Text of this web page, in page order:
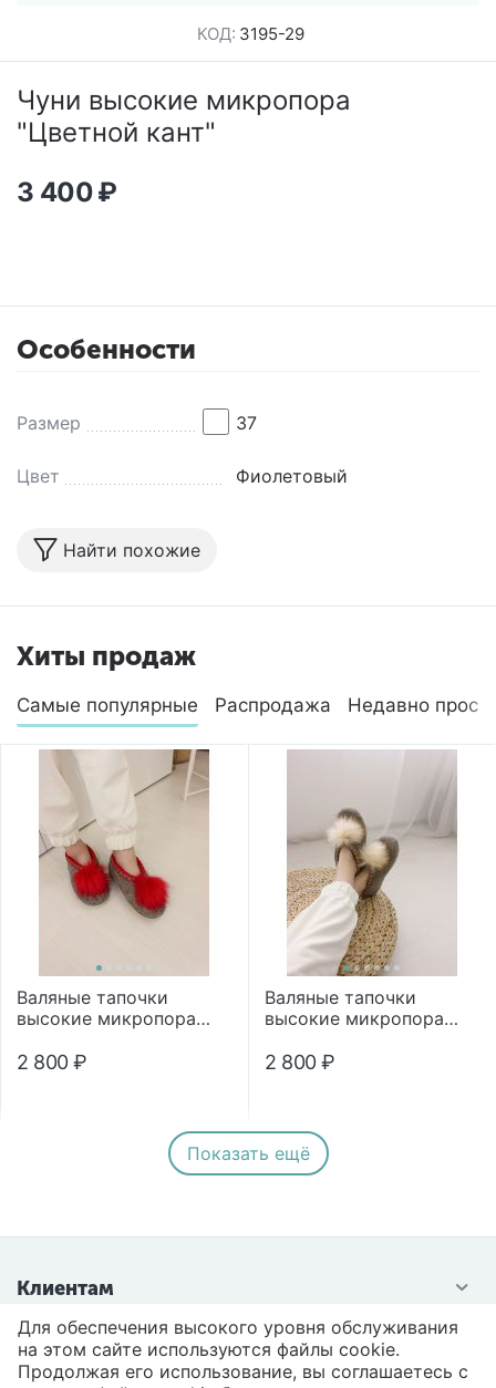
КОД: 3195-29
Чуни высокие микропора
"Цветной кант"
3 400₽
Особенности
Размер 37
Цвет Фиолетовый
Найти похожие
Хиты продаж
Самые популярные Распродажа Недавно
Валяные тапочки
высокие микропора
2 800 ₽
Валяные тапочки
высокие микропора
2 800 ₽
Показать ещё
Клиентам
Контакты
Для обеспечения высокого уровня обслуживания
на этом сайте используются файлы cookie.
Продолжая его использование, вы соглашаетесь с